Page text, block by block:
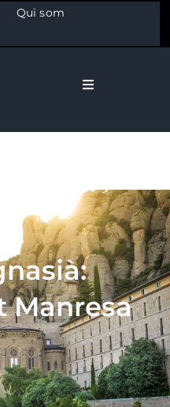
Qui som
Toggle
Manresa